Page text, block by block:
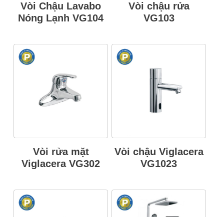
Vòi Chậu Lavabo
Nóng Lạnh VG104
Vòi chậu rửa
VG103
Vòi rửa mặt
Viglacera VG302
Vòi chậu Viglacera
VG1023